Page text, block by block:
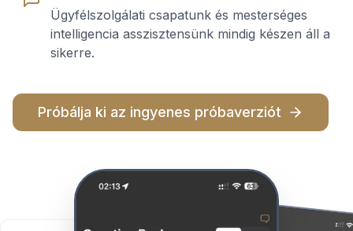
Ügyfélszolgálati csapatunk és mesterséges
intelligencia asszisztensünk mindig készen áll a
sikerre.
Próbálja ki az ingyenes próbaverziót